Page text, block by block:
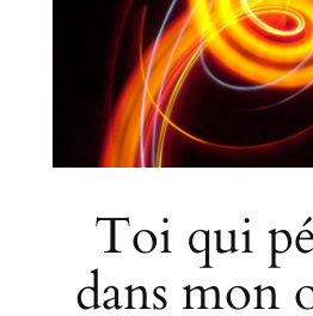
Toi qui
dans mon